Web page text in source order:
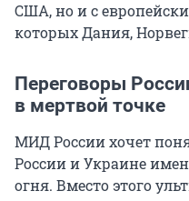
США, но и с
которых Дания,
Переговоры
в мертвой точке
МИД России хочет
России и Украине
огня. Вместо этого